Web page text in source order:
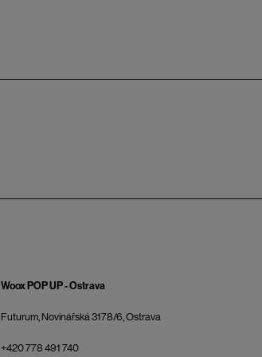
Woox POP UP - Ostrava
Futurum, Novinářská 3178/6, Ostrava
+420 778 491 740